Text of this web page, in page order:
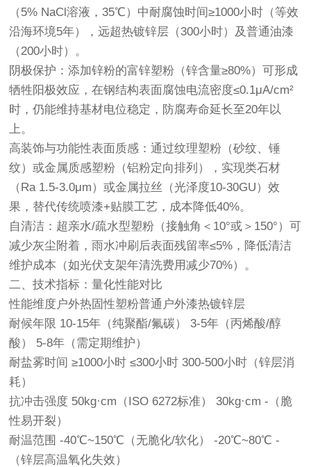
（5% NaCl溶液，35℃）中耐腐蚀时间≥1000小时（等效
沿海环境5年），远超热镀锌层（300小时）及普通油漆
（200小时）。
阴极保护：添加锌粉的富锌塑粉（锌含量≥80%）可形成
牺牲阳极效应，在钢结构表面腐蚀电流密度≤0.1μA/cm²
时，仍能维持基材电位稳定，防腐寿命延长至20年以
上。
高装饰与功能性表面质感：通过纹理塑粉（砂纹、锤
纹）或金属质感塑粉（铝粉定向排列），实现类石材
（Ra 1.5-3.0μm）或金属拉丝（光泽度10-30GU）效
果，替代传统喷漆+贴膜工艺，成本降低40%。
自清洁：超亲水/疏水型塑粉（接触角＜10°或＞150°）可
减少灰尘附着，雨水冲刷后表面残留率≤5%，降低清洁
维护成本（如光伏支架年清洗费用减少70%）。
二、技术指标：量化性能对比
性能维度户外热固性塑粉普通户外漆热镀锌层
耐候年限 10-15年（纯聚酯/氟碳） 3-5年（丙烯酸/醇
酸） 5-8年（需定期维护）
耐盐雾时间 ≥1000小时 ≤300小时 300-500小时（锌层消
耗）
抗冲击强度 50kg·cm（ISO 6272标准） 30kg·cm -（脆
性易开裂）
耐温范围 -40℃~150℃（无脆化/软化） -20℃~80℃ -
（锌层高温氧化失效）